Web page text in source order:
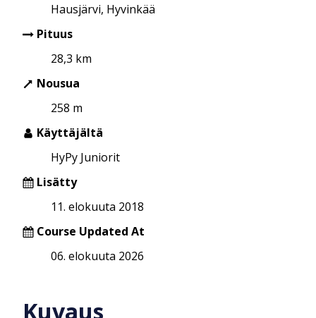
Hausjärvi, Hyvinkää
Pituus
28,3 km
Nousua
258 m
Käyttäjältä
HyPy Juniorit
Lisätty
11. elokuuta 2018
Course Updated At
06. elokuuta 2026
Kuvaus